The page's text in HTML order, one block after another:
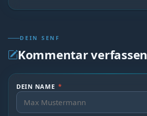
DEIN SENF
Kommentar verfassen
DEIN NAME *